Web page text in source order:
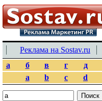
Реклама на Sostav.ru
а
б в г д
a
b c d